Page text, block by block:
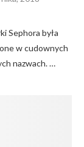
Sephora była
w cudownych
nazwach. …